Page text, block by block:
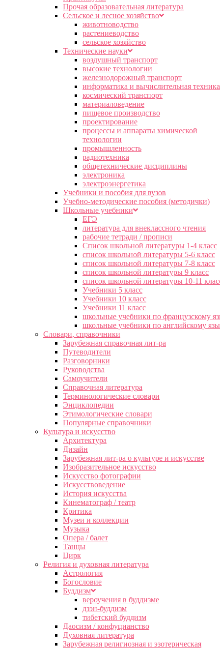
Прочая образовательная литература
Сельское и лесное хозяйство
животноводство
растениеводство
сельское хозяйство
Технические науки
воздушный транспорт
высокие технологии
железнодорожный транспорт
информатика и вычислительная техника
космический транспорт
материаловедение
пищевое производство
проектирование
процессы и аппараты химической
технологии
промышленность
радиотехника
общетехнические дисциплины
электроника
электроэнергетика
Учебники и пособия для вузов
Учебно-методические пособия (методички)
Школьные учебники
ЕГЭ
литература для внеклассного чтения
рабочие тетради / прописи
Список школьной литературы 1-4 класс
список школьной литературы 5-6 класс
список школьной литературы 7-8 класс
список школьной литературы 9 класс
список школьной литературы 10-11
Учебники 5 класс
Учебники 10 класс
Учебники 11 класс
школьные учебники по французскому
школьные учебники по английскому
Словари, справочники
Зарубежная справочная лит-ра
Путеводители
Разговорники
Руководства
Самоучители
Справочная литература
Терминологические словари
Энциклопедии
Этимологические словари
Популярные справочники
Культура и искусство
Архитектура
Дизайн
Зарубежная лит-ра о культуре и искусстве
Изобразительное искусство
Искусство фотографии
Искусствоведение
История искусства
Кинематограф / театр
Критика
Музеи и коллекции
Музыка
Опера / балет
Танцы
Цирк
Религия и духовная литература
Астрология
Богословие
Буддизм
вероучения в буддизме
дзэн-буддизм
тибетский буддизм
Даосизм / конфуцианство
Духовная литература
Зарубежная религиозная и эзотерическая